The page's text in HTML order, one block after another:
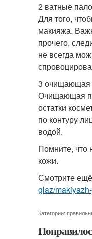
2 ватные
Для того,
макияжа.
прочего,
не всегда
3 очищающая
Очищающая
остатки
по контуру
водой.
Помните, что
кожи.
Смотрите
glaz/
Категории: